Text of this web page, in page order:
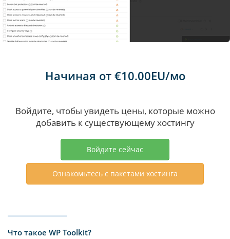
Начиная от €10.00EU/мо
Войдите, чтобы увидеть цены, которые можно
добавить к существующему хостингу
Войдите сейчас
Ознакомьтесь с пакетами хостинга
Что такое WP Toolkit?